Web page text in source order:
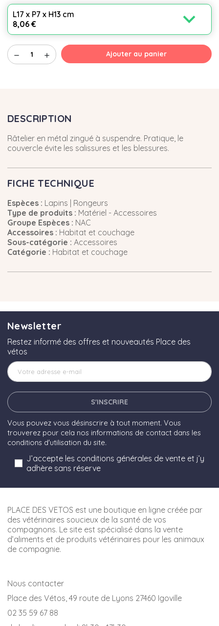
L17 x P7 x H13 cm
8,06 €
expand_more
remove add Ajouter au panier
DESCRIPTION
Râtelier en métal zingué à suspendre. Pratique, le
couvercle évite les salissures et les blessures.
FICHE TECHNIQUE
Espèces : Lapins | Rongeurs
Type de produits : Matériel - Accessoires
Groupe Espèces : NAC
Accessoires : Habitat et couchage
Sous-catégorie : Accessoires
Catégorie : Habitat et couchage
Newsletter
Restez informé des offres et nouveautés Place des
vétos
S'INSCRIRE
Vous pouvez vous désinscrire à tout moment. Vous
trouverez pour cela nos informations de contact dans les
conditions d'utilisation du site.
J’accepte les conditions générales de vente et j’y
adhère sans réserve
PLACE DES VETOS est une boutique en ligne créée par
des vétérinaires soucieux de la santé de vos
compagnons. Le site est spécialisé dans la vente
d’aliments et de produits vétérinaires pour les animaux
de compagnie.
Nous contacter
Place des Vétos, 49 route de Lyons 27460 Igoville
02 35 59 67 88